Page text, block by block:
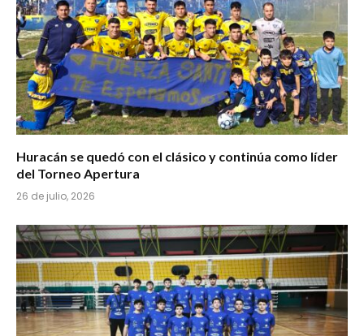
Huracán se quedó con el clásico y continúa como líder
del Torneo Apertura
26 de julio, 2026